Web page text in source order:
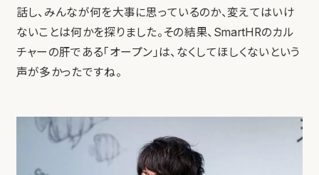
話し、みんなが何を大事に思っているのか、変えてはいけ
ないことは何かを探りました。その結果、SmartHRのカル
チャーの肝である「オープン」は、なくしてほしくないという
声が多かったですね。